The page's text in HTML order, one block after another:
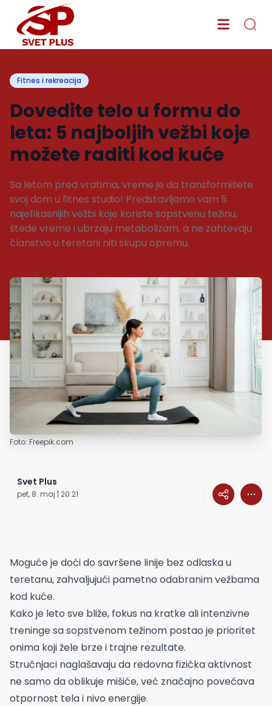
Fitnes i rekreacija
Dovedite telo u formu do
leta: 5 najboljih vežbi koje
možete raditi kod kuće
Sa letom pred vratima, vreme je da transformišete
svoj dom u fitnes studio! Predstavljamo vam 5
najefikasnijih vežbi koje koriste sopstvenu težinu,
štede vreme i ubrzaju metabolizam, a ne zahtevaju
članstvo u teretani niti skupu opremu.
Foto: Freepik.com
Svet Plus
pet, 8. maj | 20:21
Moguće je doći do savršene linije bez odlaska u
teretanu, zahvaljujući pametno odabranim vežbama
kod kuće.
Kako je leto sve bliže, fokus na kratke ali intenzivne
treninge sa sopstvenom težinom postao je prioritet
onima koji žele brze i trajne rezultate.
Stručnjaci naglašavaju da redovna fizička aktivnost
ne samo da oblikuje mišiće, već značajno povećava
otpornost tela i nivo energije.